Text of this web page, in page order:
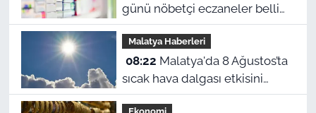
günü nöbetçi eczaneler belli
oldu
Malatya Haberleri
08:22
sıcak hava dalgası etkisini
sürdürüyor